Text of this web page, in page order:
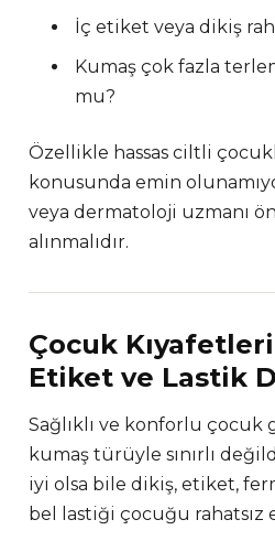
İç etiket veya dikiş
Kumaş çok fazla
mu?
Özellikle hassas ciltli
konusunda emin
veya dermatoloji uzmanı
alınmalıdır.
Çocuk
Etiket ve Lastik
Sağlıklı ve konforlu çocuk
kumaş türüyle sınırlı
iyi olsa bile dikiş, etiket,
bel lastiği çocuğu rahatsız